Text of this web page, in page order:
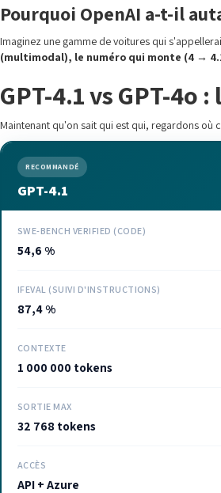
Pourquoi OpenAI a-t-il
Imaginez une gamme de voitures qui
(multimodal), le numéro qui monte (4 →
GPT-4.1 vs GPT-4o
Maintenant qu'on sait qui est qui, regardons où
RECOMMANDÉ
GPT-4.1
SWE-BENCH VERIFIED (CODE)
54,6 %
IFEVAL (SUIVI D'INSTRUCTIONS)
87,4 %
CONTEXTE
1 000 000 tokens
SORTIE MAX
32 768 tokens
ACCÈS
API + Azure